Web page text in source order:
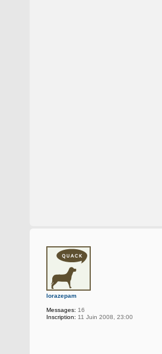
lorazepam
Messages: 16
Inscription: 11 Juin 2008, 23:00